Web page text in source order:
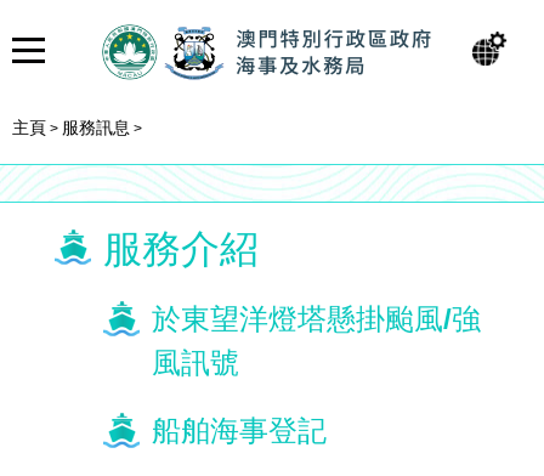
主頁 > 服務訊息 >
服務介紹
於東望洋燈塔懸掛颱風/強
風訊號
船舶海事登記